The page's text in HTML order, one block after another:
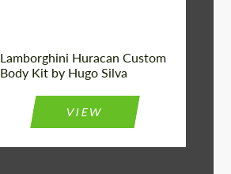
Lamborghini Huracan Custom
Body Kit by Hugo Silva
VIEW